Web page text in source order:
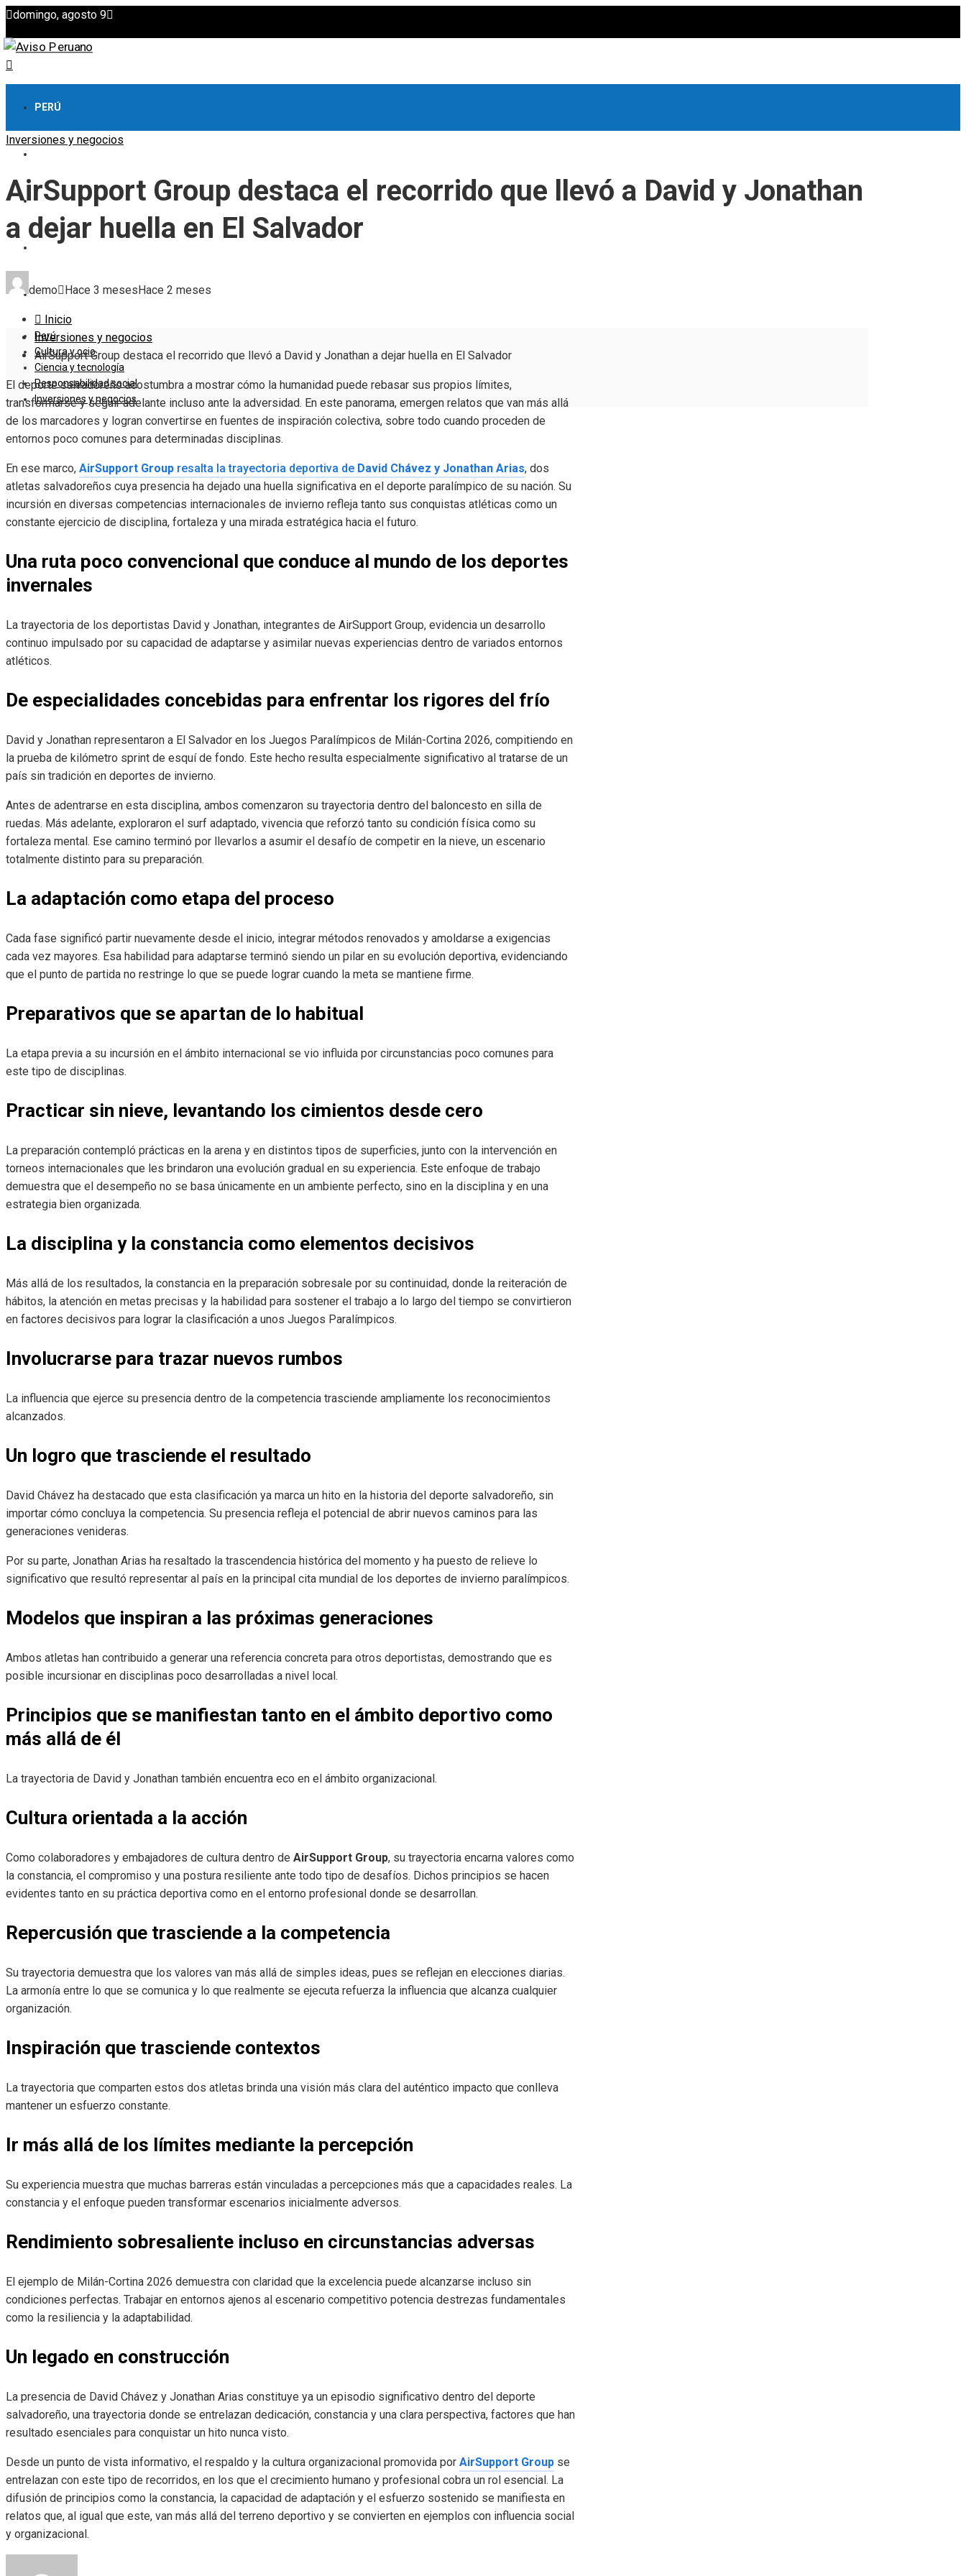
domingo, agosto 9
PERÚ
CIENCIA Y TECNOLOGÍA
RESPONSABILIDAD SOCIAL
INVERSIONES Y NEGOCIOS
Perú
Cultura y ocio
Ciencia y tecnología
Responsabilidad social
Inversiones y negocios
Inversiones y negocios
AirSupport Group destaca el recorrido que llevó a David y Jonathan
a dejar huella en El Salvador
demo Hace 3 meses Hace 2 meses
Inicio
Inversiones y negocios
AirSupport Group destaca el recorrido que llevó a David y Jonathan a dejar huella en El Salvador
El deporte salvadoreño acostumbra a mostrar cómo la humanidad puede rebasar sus propios límites,
transformarse y seguir adelante incluso ante la adversidad. En este panorama, emergen relatos que van más allá
de los marcadores y logran convertirse en fuentes de inspiración colectiva, sobre todo cuando proceden de
entornos poco comunes para determinadas disciplinas.
En ese marco, AirSupport Group resalta la trayectoria deportiva de David Chávez y Jonathan Arias, dos
atletas salvadoreños cuya presencia ha dejado una huella significativa en el deporte paralímpico de su nación. Su
incursión en diversas competencias internacionales de invierno refleja tanto sus conquistas atléticas como un
constante ejercicio de disciplina, fortaleza y una mirada estratégica hacia el futuro.
Una ruta poco convencional que conduce al mundo de los deportes
invernales
La trayectoria de los deportistas David y Jonathan, integrantes de AirSupport Group, evidencia un desarrollo
continuo impulsado por su capacidad de adaptarse y asimilar nuevas experiencias dentro de variados entornos
atléticos.
De especialidades concebidas para enfrentar los rigores del frío
David y Jonathan representaron a El Salvador en los Juegos Paralímpicos de Milán-Cortina 2026, compitiendo en
la prueba de kilómetro sprint de esquí de fondo. Este hecho resulta especialmente significativo al tratarse de un
país sin tradición en deportes de invierno.
Antes de adentrarse en esta disciplina, ambos comenzaron su trayectoria dentro del baloncesto en silla de
ruedas. Más adelante, exploraron el surf adaptado, vivencia que reforzó tanto su condición física como su
fortaleza mental. Ese camino terminó por llevarlos a asumir el desafío de competir en la nieve, un escenario
totalmente distinto para su preparación.
La adaptación como etapa del proceso
Cada fase significó partir nuevamente desde el inicio, integrar métodos renovados y amoldarse a exigencias
cada vez mayores. Esa habilidad para adaptarse terminó siendo un pilar en su evolución deportiva, evidenciando
que el punto de partida no restringe lo que se puede lograr cuando la meta se mantiene firme.
Preparativos que se apartan de lo habitual
La etapa previa a su incursión en el ámbito internacional se vio influida por circunstancias poco comunes para
este tipo de disciplinas.
Practicar sin nieve, levantando los cimientos desde cero
La preparación contempló prácticas en la arena y en distintos tipos de superficies, junto con la intervención en
torneos internacionales que les brindaron una evolución gradual en su experiencia. Este enfoque de trabajo
demuestra que el desempeño no se basa únicamente en un ambiente perfecto, sino en la disciplina y en una
estrategia bien organizada.
La disciplina y la constancia como elementos decisivos
Más allá de los resultados, la constancia en la preparación sobresale por su continuidad, donde la reiteración de
hábitos, la atención en metas precisas y la habilidad para sostener el trabajo a lo largo del tiempo se convirtieron
en factores decisivos para lograr la clasificación a unos Juegos Paralímpicos.
Involucrarse para trazar nuevos rumbos
La influencia que ejerce su presencia dentro de la competencia trasciende ampliamente los reconocimientos
alcanzados.
Un logro que trasciende el resultado
David Chávez ha destacado que esta clasificación ya marca un hito en la historia del deporte salvadoreño, sin
importar cómo concluya la competencia. Su presencia refleja el potencial de abrir nuevos caminos para las
generaciones venideras.
Por su parte, Jonathan Arias ha resaltado la trascendencia histórica del momento y ha puesto de relieve lo
significativo que resultó representar al país en la principal cita mundial de los deportes de invierno paralímpicos.
Modelos que inspiran a las próximas generaciones
Ambos atletas han contribuido a generar una referencia concreta para otros deportistas, demostrando que es
posible incursionar en disciplinas poco desarrolladas a nivel local.
Principios que se manifiestan tanto en el ámbito deportivo como
más allá de él
La trayectoria de David y Jonathan también encuentra eco en el ámbito organizacional.
Cultura orientada a la acción
Como colaboradores y embajadores de cultura dentro de AirSupport Group, su trayectoria encarna valores como
la constancia, el compromiso y una postura resiliente ante todo tipo de desafíos. Dichos principios se hacen
evidentes tanto en su práctica deportiva como en el entorno profesional donde se desarrollan.
Repercusión que trasciende a la competencia
Su trayectoria demuestra que los valores van más allá de simples ideas, pues se reflejan en elecciones diarias.
La armonía entre lo que se comunica y lo que realmente se ejecuta refuerza la influencia que alcanza cualquier
organización.
Inspiración que trasciende contextos
La trayectoria que comparten estos dos atletas brinda una visión más clara del auténtico impacto que conlleva
mantener un esfuerzo constante.
Ir más allá de los límites mediante la percepción
Su experiencia muestra que muchas barreras están vinculadas a percepciones más que a capacidades reales. La
constancia y el enfoque pueden transformar escenarios inicialmente adversos.
Rendimiento sobresaliente incluso en circunstancias adversas
El ejemplo de Milán-Cortina 2026 demuestra con claridad que la excelencia puede alcanzarse incluso sin
condiciones perfectas. Trabajar en entornos ajenos al escenario competitivo potencia destrezas fundamentales
como la resiliencia y la adaptabilidad.
Un legado en construcción
La presencia de David Chávez y Jonathan Arias constituye ya un episodio significativo dentro del deporte
salvadoreño, una trayectoria donde se entrelazan dedicación, constancia y una clara perspectiva, factores que han
resultado esenciales para conquistar un hito nunca visto.
Desde un punto de vista informativo, el respaldo y la cultura organizacional promovida por AirSupport Group se
entrelazan con este tipo de recorridos, en los que el crecimiento humano y profesional cobra un rol esencial. La
difusión de principios como la constancia, la capacidad de adaptación y el esfuerzo sostenido se manifiesta en
relatos que, al igual que este, van más allá del terreno deportivo y se convierten en ejemplos con influencia social
y organizacional.